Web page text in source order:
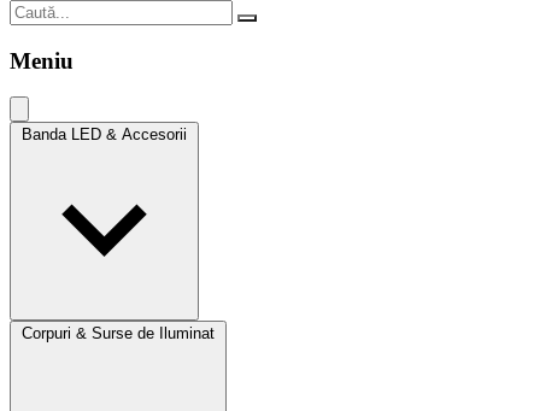
Meniu
Banda LED & Accesorii
Corpuri & Surse de Iluminat